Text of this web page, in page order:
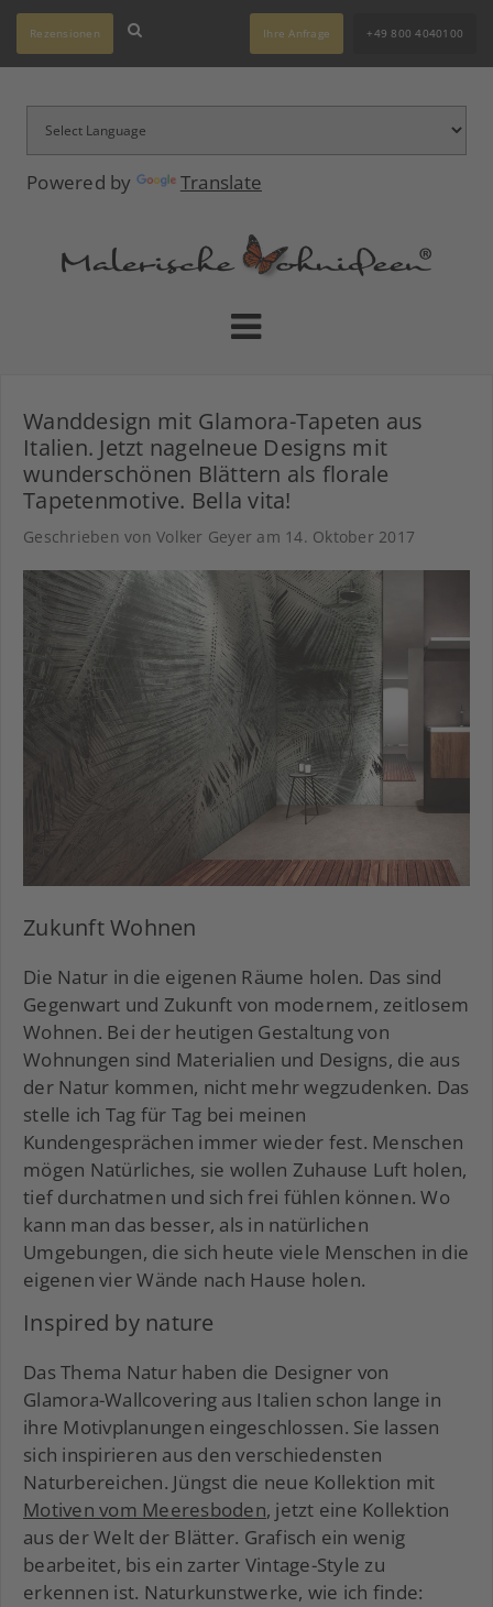
Powered by Translate
Rezensionen Ihre Anfrage +49 800 4040100
Wanddesign mit Glamora-Tapeten aus
Italien. Jetzt nagelneue Designs mit
wunderschönen Blättern als florale
Tapetenmotive. Bella vita!
Geschrieben von Volker Geyer am 14. Oktober 2017
Zukunft Wohnen
Die Natur in die eigenen Räume holen. Das sind
Gegenwart und Zukunft von modernem, zeitlosem
Wohnen. Bei der heutigen Gestaltung von
Wohnungen sind Materialien und Designs, die aus
der Natur kommen, nicht mehr wegzudenken. Das
stelle ich Tag für Tag bei meinen
Kundengesprächen immer wieder fest. Menschen
mögen Natürliches, sie wollen Zuhause Luft holen,
tief durchatmen und sich frei fühlen können. Wo
kann man das besser, als in natürlichen
Umgebungen, die sich heute viele Menschen in die
eigenen vier Wände nach Hause holen.
Inspired by nature
Das Thema Natur haben die Designer von
Glamora-Wallcovering aus Italien schon lange in
ihre Motivplanungen eingeschlossen. Sie lassen
sich inspirieren aus den verschiedensten
Naturbereichen. Jüngst die neue Kollektion mit
Motiven vom Meeresboden, jetzt eine Kollektion
aus der Welt der Blätter. Grafisch ein wenig
bearbeitet, bis ein zarter Vintage-Style zu
erkennen ist. Naturkunstwerke, wie ich finde: